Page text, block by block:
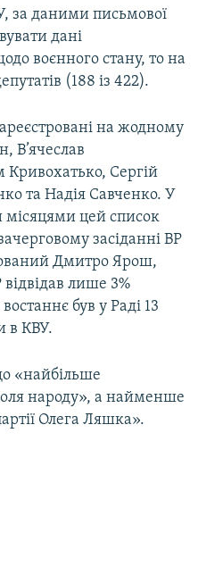
за даними письмової
дані
воєнного стану, то на
(188 із 422).
на жодному
В’ячеслав
Кривохатько, Сергій
та Надія Савченко. У
місяцями цей список
засіданні ВР
Дмитро Ярош,
лише 3%
був у Раді 13
в КВУ.
«найбільше
народу», а найменше
Олега Ляшка».